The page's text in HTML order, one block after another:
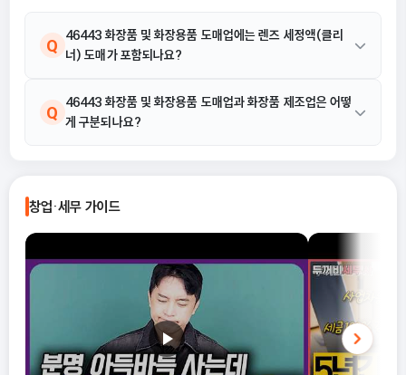
으로 정리합니다.
Q
46443 화장품 및 화장용품 도매업에는 렌즈 세정액(클리
너) 도매가 포함되나요?
A 네, 포함됩니다. 제공된 활동 예시에 따르면 렌즈 세정액(클리너) 도
매는 화장품 및 화장용품 도매업의 명확한 활동 예시입니다.
Q
46443 화장품 및 화장용품 도매업과 화장품 제조업은 어떻
게 구분되나요?
정이 수반되는 경우라면 이는 다른 분류인 화장품 제조업에 해당할
수 있습니다.
창업·세무 가이드